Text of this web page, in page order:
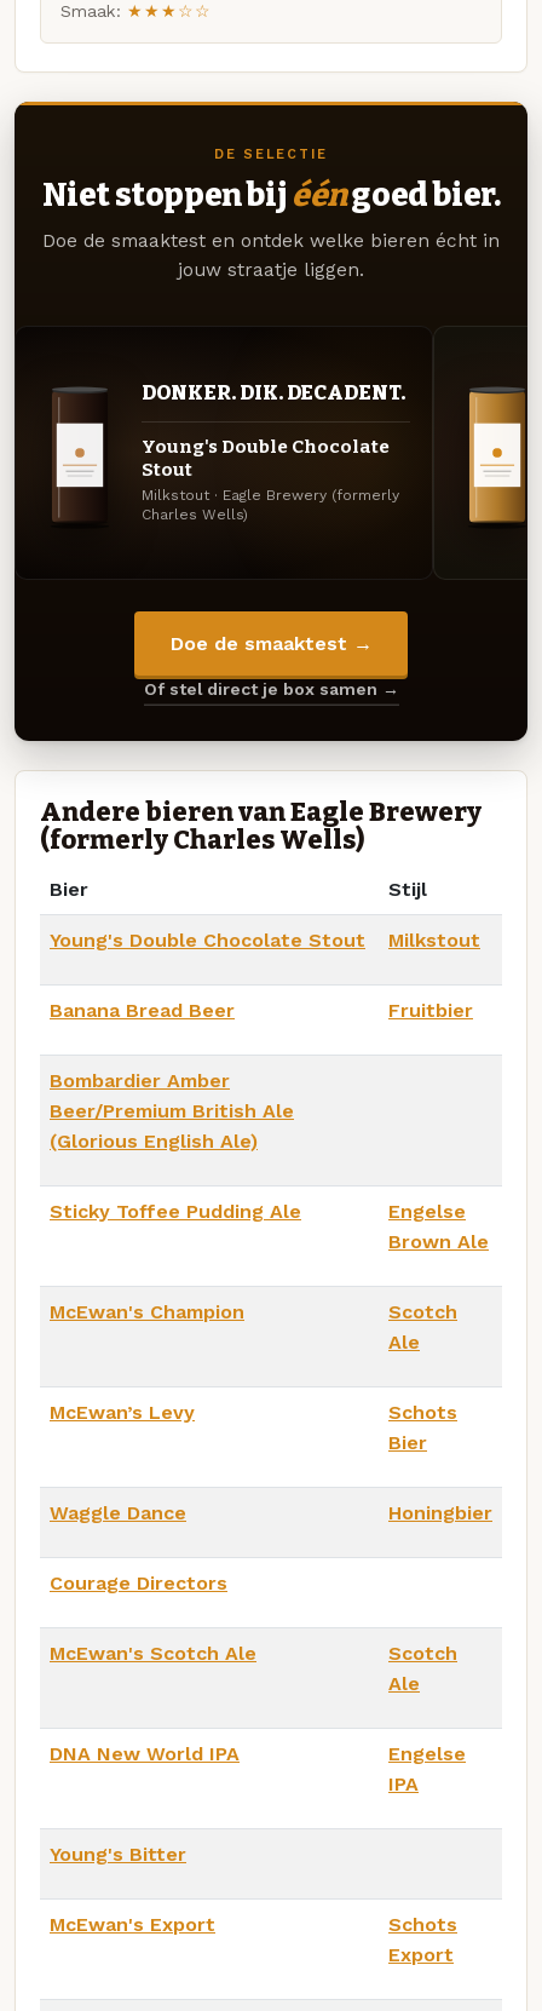
Smaak: ★★★☆☆
DE SELECTIE
Niet stoppen bij ééngoed bier.
Doe de smaaktest en ontdek welke bieren écht in
jouw straatje liggen.
DONKER. DIK. DECADENT.
Young's Double Chocolate
Stout
Milkstout · Eagle Brewery (formerly
Charles Wells)
Doe de smaaktest →
Of stel direct je box samen →
Andere bieren van Eagle Brewery
(formerly Charles Wells)
Bier Stijl
Young's Double Chocolate Stout Milkstout
Banana Bread Beer Fruitbier
Bombardier Amber
Beer/Premium British Ale
(Glorious English Ale)
Sticky Toffee Pudding Ale
Engelse
Brown Ale
McEwan's Champion
Scotch
Ale
McEwan’s Levy
Schots
Bier
Waggle Dance Honingbier
Courage Directors
McEwan's Scotch Ale
Scotch
Ale
DNA New World IPA
Engelse
IPA
Young's Bitter
McEwan's Export
Schots
Export